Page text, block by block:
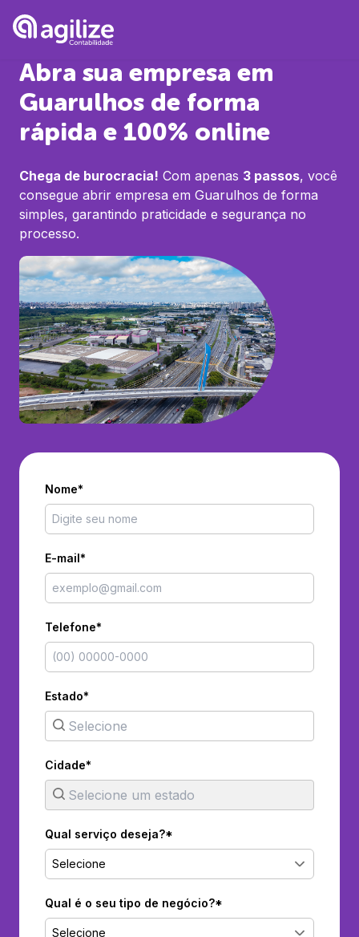
Abra sua empresa em
Guarulhos de forma
rápida e 100% online
Chega de burocracia! Com apenas 3 passos, você
consegue abrir empresa em Guarulhos de forma
simples, garantindo praticidade e segurança no
processo.
Nome*
E-mail*
Telefone*
Estado*
Cidade*
Qual serviço deseja?*
Selecione
Qual é o seu tipo de negócio?*
Selecione